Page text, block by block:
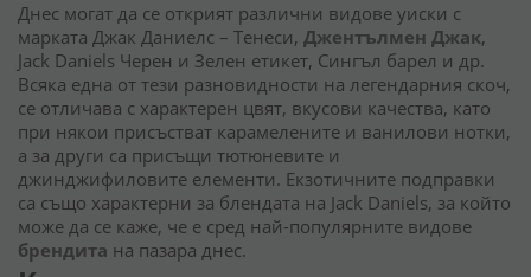
Днес могат да се открият различни видове уиски с
марката Джак Даниелс – Тенеси, Джентълмен Джак,
Jack Daniels Черен и Зелен етикет, Сингъл барел и др.
Всяка една от тези разновидности на легендарния скоч,
се отличава с характерен цвят, вкусови качества, като
при някои присъстват карамелените и ванилови нотки,
а за други са присъщи тютюневите и
джинджифиловите елементи. Екзотичните подправки
са също характерни за блендата на Jack Daniels, за който
може да се каже, че е сред най-популярните видове
брендита на пазара днес.